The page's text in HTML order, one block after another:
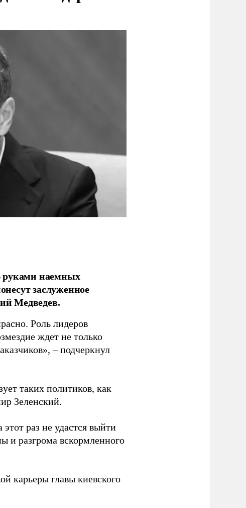
руками наемных
заслуженное
Медведев.
Роль лидеров
ждет не только
– подчеркнул
таких политиков, как
Зеленский.
раз не удастся выйти
и разгрома вскормленного
карьеры главы киевского